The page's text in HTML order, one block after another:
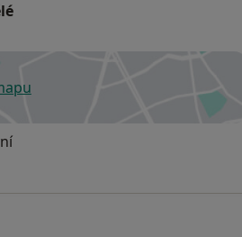
v nové záložce